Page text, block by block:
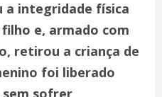
a integridade física
e, armado com
retirou a criança de
foi liberado
sofrer